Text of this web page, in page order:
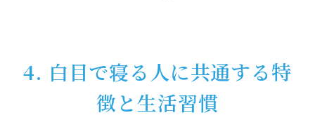
4. 白目で寝る人に共通する特
徴と生活習慣